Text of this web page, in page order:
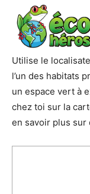
Utilise le
l’un des habitats
un espace vert à
chez toi sur la
en savoir plus sur